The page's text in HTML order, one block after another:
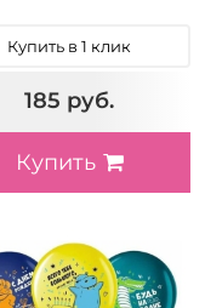
Купить в 1 клик
185 руб.
Купить